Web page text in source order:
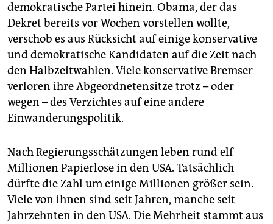
demokratische Partei hinein. Obama, der das
Dekret bereits vor Wochen vorstellen wollte,
verschob es aus Rücksicht auf einige konservative
und demokratische Kandidaten auf die Zeit nach
den Halbzeitwahlen. Viele konservative Bremser
verloren ihre Abgeordnetensitze trotz – oder
wegen – des Verzichtes auf eine andere
Einwanderungspolitik.
Nach Regierungsschätzungen leben rund elf
Millionen Papierlose in den USA. Tatsächlich
dürfte die Zahl um einige Millionen größer sein.
Viele von ihnen sind seit Jahren, manche seit
Jahrzehnten in den USA. Die Mehrheit stammt aus